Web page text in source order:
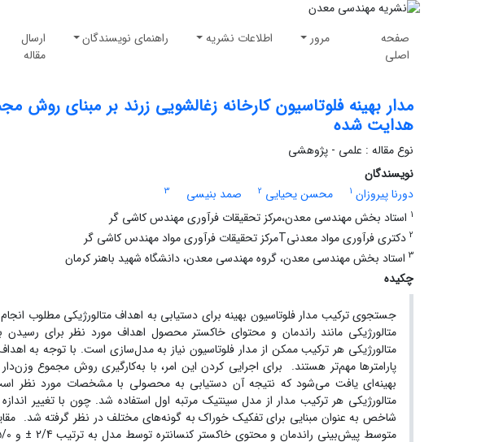
صفحه
اصلی
مرور اطلاعات نشریه راهنمای نویسندگان
ارسال
مقاله
مدار بهینه فلوتاسیون کارخانه زغالشویی زرند بر مبنای روش
هدایت شده
نوع مقاله : علمی - پژوهشی
نویسندگان
دورنا پیروزان 1 محسن یحیایی 2 صمد بنیسی
3
1 استاد بخش مهندسی معدن،مرکز تحقیقات فرآوری مهندس کاشی گر
2 دکتری فرآوری مواد معدنیTمرکز تحقیقات فرآوری مواد مهندس کاشی گر
3 استاد بخش مهندسی معدن، گروه مهندسی معدن، دانشگاه شهید باهنر کرمان
چکیده
جستجوی ترکیب مدار فلوتاسیون بهینه برای دستیابی به اهداف متالورژیکی مطلوب
متالورژیکی مانند راندمان و محتوای خاکستر محصول اهداف مورد نظر برای رسیدن
متالورژیکی هر ترکیب ممکن از مدار فلوتاسیون نیاز به مدل‌سازی است. با توجه به
پارامترها مهم‌تر هستند. برای اجرایی کردن این امر، با به‌کارگیری روش مجموع
بهینه‌ای یافت می‌شود که نتیجه آن دستیابی به محصولی با مشخصات مورد نظر است.
متالورژیکی هر ترکیب مدار از مدل سینتیک مرتبه اول استفاده شد. چون با تغییر
شاخص به عنوان مبنایی برای تفکیک خوراک به گونه‌های مختلف در نظر گرفته شد.